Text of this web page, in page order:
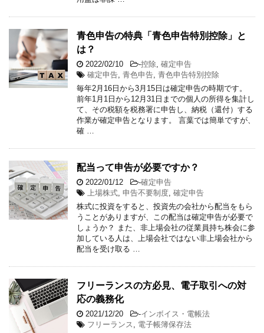
青色申告の特典「青色申告特別控除」と
は？
2022/02/10 -控除, 確定申告
確定申告, 青色申告, 青色申告特別控除
毎年2月16日から3月15日は確定申告の時期です。
前年1月1日から12月31日までの個人の所得を集計し
て、その税額を税務署に申告し、納税（還付）する
作業が確定申告となります。 言葉では簡単ですが、
確 …
配当って申告が必要ですか？
2022/01/12 -確定申告
上場株式, 申告不要制度, 確定申告
株式に投資をすると、投資先の会社から配当をもら
うことがありますが、この配当は確定申告が必要で
しょうか？ また、非上場会社の従業員持ち株会に参
加している人は、上場会社ではない非上場会社から
配当を受け取る …
フリーランスの方必見、電子取引への対
応の義務化
2021/12/20 -インボイス・電帳法
フリーランス , 電子帳簿保存法